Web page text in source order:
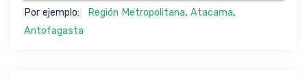
Por ejemplo: Región Metropolitana, Atacama,
Antofagasta